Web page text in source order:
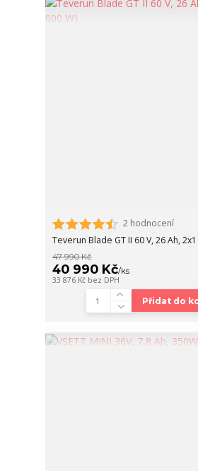
2 hodnocení
Teverun Blade GT II 60 V, 26 Ah,
47 990 Kč
40 990 Kč/ks
33 876 Kč bez DPH
Přidat do